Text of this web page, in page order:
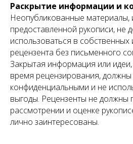
Раскрытие информации и
Неопубликованные материалы,
предоставленной рукописи, не
использоваться в собственных
рецензента без письменного
Закрытая информация или
время рецензирования, должны
конфиденциальными и не
выгоды. Рецензенты не должны
рассмотрении и оценке
лично заинтересованы.